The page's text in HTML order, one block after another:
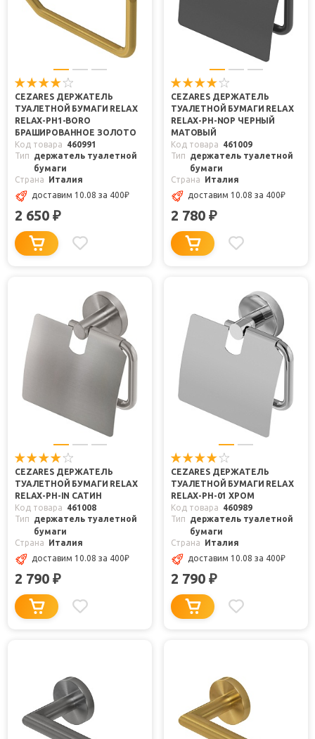
CEZARES ДЕРЖАТЕЛЬ
ТУАЛЕТНОЙ БУМАГИ RELAX
RELAX-PH1-BORO
БРАШИРОВАННОЕ ЗОЛОТО
Код товара
460991
Тип
держатель туалетной
бумаги
Страна
Италия
доставим 10.08 за 400₽
2 650 ₽
CEZARES ДЕРЖАТЕЛЬ
ТУАЛЕТНОЙ БУМАГИ RELAX
RELAX-PH-NOP ЧЕРНЫЙ
МАТОВЫЙ
Код товара
461009
Тип
держатель туалетной
бумаги
Страна
Италия
доставим 10.08 за 400₽
2 780 ₽
CEZARES ДЕРЖАТЕЛЬ
ТУАЛЕТНОЙ БУМАГИ RELAX
RELAX-PH-IN САТИН
Код товара
461008
Тип
держатель туалетной
бумаги
Страна
Италия
доставим 10.08 за 400₽
2 790 ₽
CEZARES ДЕРЖАТЕЛЬ
ТУАЛЕТНОЙ БУМАГИ RELAX
RELAX-PH-01 ХРОМ
Код товара
460989
Тип
держатель туалетной
бумаги
Страна
Италия
доставим 10.08 за 400₽
2 790 ₽